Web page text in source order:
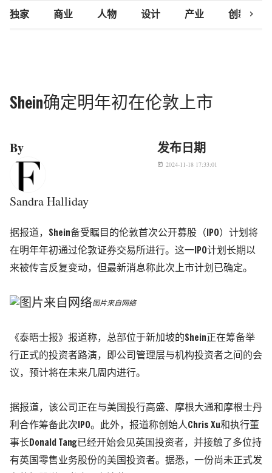
独家 商业 人物 设计 产业 创新研究
chevron_right
Shein确定明年初在伦敦上市
By
Sandra Halliday
发布日期
today 2024-11-18 17:33:01
据报道，Shein备受瞩目的伦敦首次公开募股（IPO）计划将
在明年年初通过伦敦证券交易所进行。这一IPO计划长期以
来被传言反复变动，但最新消息称此次上市计划已确定。
图片来自网络
《泰晤士报》报道称，总部位于新加坡的Shein正在筹备举
行正式的投资者路演，即公司管理层与机构投资者之间的会
议，预计将在未来几周内进行。
据报道，该公司正在与美国投行高盛、摩根大通和摩根士丹
利合作筹备此次IPO。此外，报道称创始人Chris Xu和执行董
事长Donald Tang已经开始会见英国投资者，并接触了多位持
有英国零售业务股份的美国投资者。据悉，一份尚未正式发